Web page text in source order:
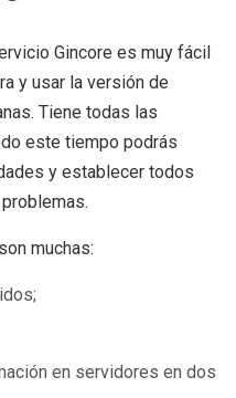
Gincore es muy fácil
y usar la versión de
Tiene todas las
este tiempo podrás
y establecer todos
muchas:
en servidores en dos